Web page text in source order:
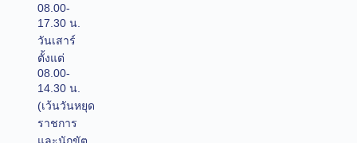
08.00-
17.30 น.
วันเสาร์
ตั้งแต่
08.00-
14.30 น.
(เว้นวันหยุด
ราชการ